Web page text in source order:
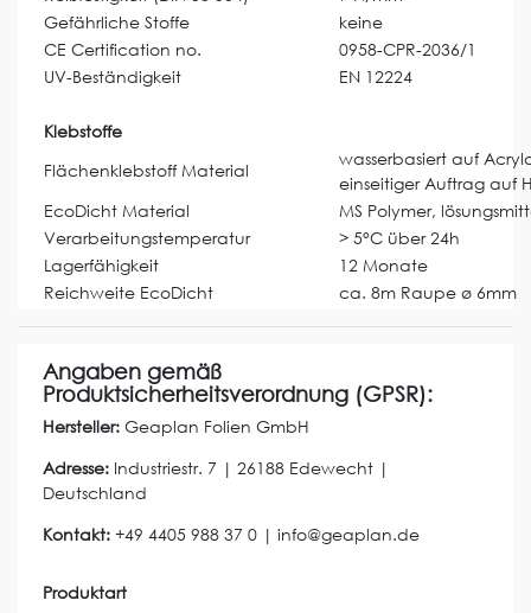
Gefährliche Stoffe
keine
CE Certification no.
0958-CPR-2036/1
UV-Beständigkeit
EN 12224
Klebstoffe
Flächenklebstoff Material
wasserbasiert auf
einseitiger Auftrag auf
EcoDicht Material
MS Polymer,
Verarbeitungstemperatur
> 5°C über 24h
Lagerfähigkeit
12 Monate
Reichweite EcoDicht
ca. 8m Raupe ø 6mm
Angaben gemäß
Produktsicherheitsverordnung (GPSR):
Hersteller: Geaplan Folien GmbH
Adresse: Industriestr. 7 | 26188 Edewecht |
Deutschland
Kontakt: +49 4405 988 37 0 | info@geaplan.de
Produktart